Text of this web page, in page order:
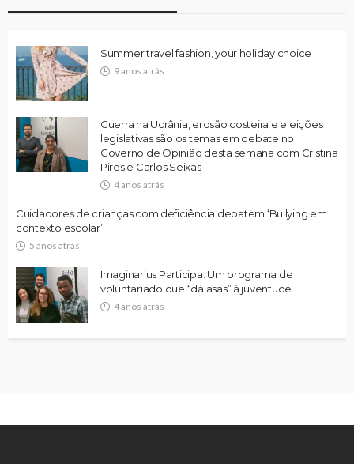
Summer travel fashion, your holiday choice
9 anos atrás
Guerra na Ucrânia, erosão costeira e eleições
legislativas são os temas em debate no
Governo de Opinião desta semana com Cristina
Pires e Carlos Seixas
4 anos atrás
Cuidadores de crianças com deficiência debatem ‘Bullying em
contexto escolar’
5 anos atrás
Imaginarius Participa: Um programa de
voluntariado que “dá asas” à juventude
4 anos atrás